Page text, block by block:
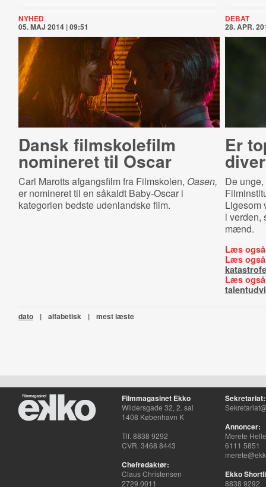
NYHED
05. MAJ 2014 | 09:51
Dansk filmskolefilm
nomineret til Oscar
Carl Marotts afgangsfilm fra Filmskolen, Oasen,
er nomineret til en såkaldt Baby-Oscar i
kategorien bedste udenlandske film.
DEBAT
28. APR.
Er
De
Ligesom
i verden,
mænd.
Læs
Læs
katastrofe
Læs
dato | alfabetisk | mest læste
Filmmagasinet Ekko
Wildersgade 32, 2. sal
1408 København K
Tlf. 8838 9292
CVR. 3468 8443
Chefredaktør:
Claus Christensen
2729 0011
Sekretariat:
Annoncer:
Merete
6111 5851
Ekko
8838 9292